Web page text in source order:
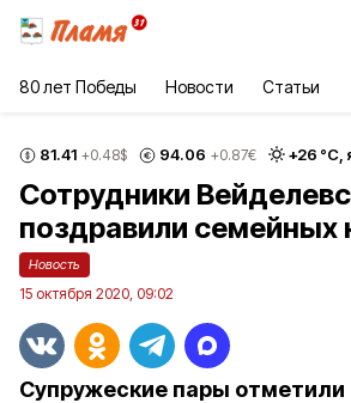
80 лет Победы Новости Статьи
81.41 +0.48$ 94.06 +0.87€ +26 °С,
Сотрудники
поздравили семейных
Новость
15 октября 2020, 09:02
Супружеские пары отметили